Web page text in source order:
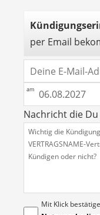
per Email
Nachricht die
Mit Klick